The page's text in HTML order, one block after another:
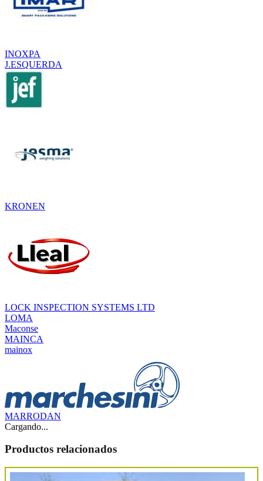
INOXPA
J.ESQUERDA
KRONEN
LOCK INSPECTION SYSTEMS LTD
LOMA
Maconse
MAINCA
mainox
MARRODAN
Cargando...
Productos relacionados